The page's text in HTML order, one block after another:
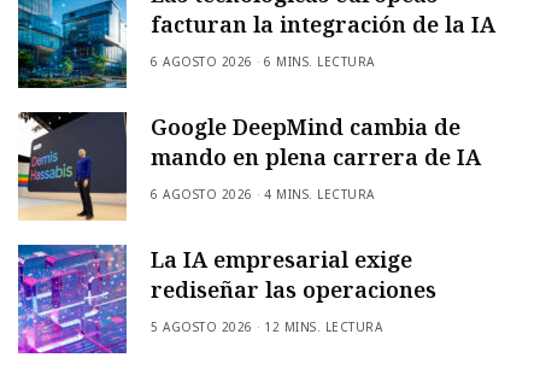
facturan la integración de la IA
6 AGOSTO 2026 6 MINS. LECTURA
Google DeepMind cambia de
mando en plena carrera de IA
6 AGOSTO 2026 4 MINS. LECTURA
La IA empresarial exige
rediseñar las operaciones
5 AGOSTO 2026 12 MINS. LECTURA